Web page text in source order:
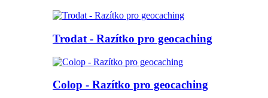
Trodat - Razítko pro geocaching
Colop - Razítko pro geocaching